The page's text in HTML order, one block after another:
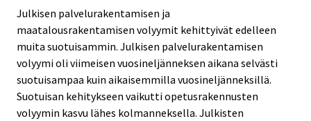
Julkisen palvelurakentamisen ja
maatalousrakentamisen volyymit kehittyivät edelleen
muita suotuisammin. Julkisen palvelurakentamisen
volyymi oli viimeisen vuosineljänneksen aikana selvästi
suotuisampaa kuin aikaisemmilla vuosineljänneksillä.
Suotuisan kehitykseen vaikutti opetusrakennusten
volyymin kasvu lähes kolmanneksella. Julkisten